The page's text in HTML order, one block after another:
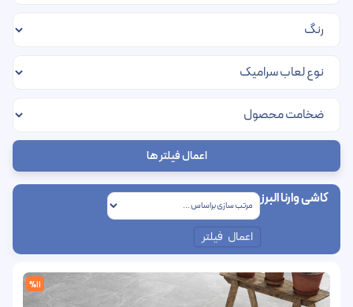
اعمال فیلتر ها
کاشی وارنا البرز
اعمال فیلتر
%11